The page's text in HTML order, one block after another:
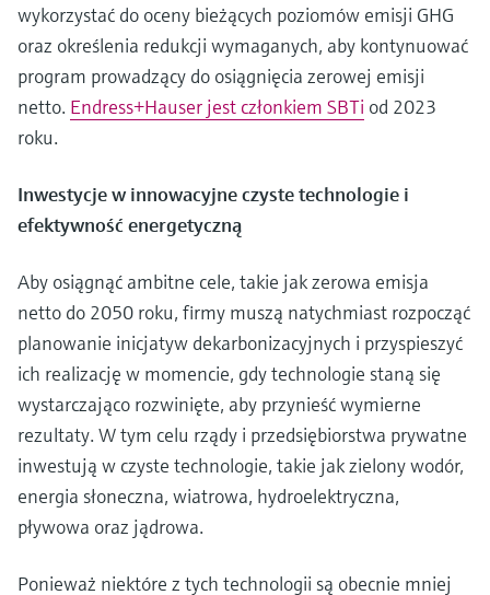
wykorzystać do oceny bieżących poziomów emisji GHG
oraz określenia redukcji wymaganych, aby kontynuować
program prowadzący do osiągnięcia zerowej emisji
netto. Endress+Hauser jest członkiem SBTi od 2023
roku.
Inwestycje w innowacyjne czyste technologie i
efektywność energetyczną
Aby osiągnąć ambitne cele, takie jak zerowa emisja
netto do 2050 roku, firmy muszą natychmiast rozpocząć
planowanie inicjatyw dekarbonizacyjnych i przyspieszyć
ich realizację w momencie, gdy technologie staną się
wystarczająco rozwinięte, aby przynieść wymierne
rezultaty. W tym celu rządy i przedsiębiorstwa prywatne
inwestują w czyste technologie, takie jak zielony wodór,
energia słoneczna, wiatrowa, hydroelektryczna,
pływowa oraz jądrowa.
Ponieważ niektóre z tych technologii są obecnie mniej